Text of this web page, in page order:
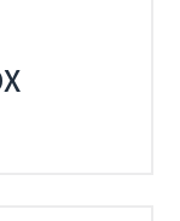
しているの
な3つの条件
社仕様の勤怠
上規模の企
ローチをお伝